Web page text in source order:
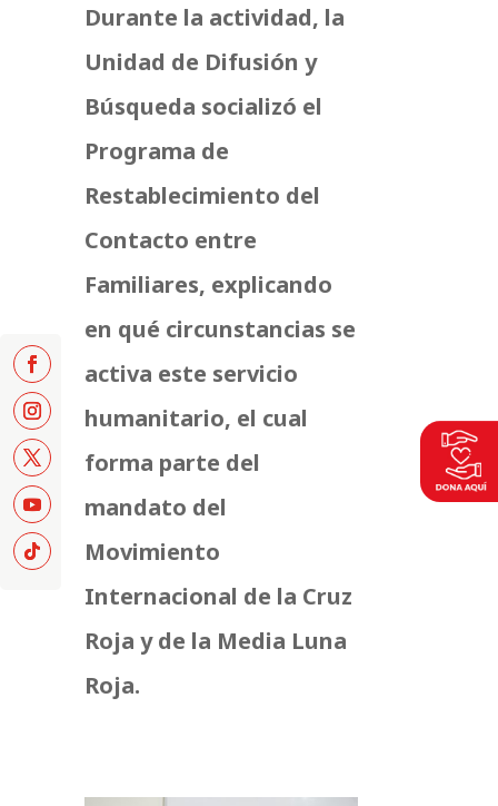
Durante la actividad, la
Unidad de Difusión y
Búsqueda socializó el
Programa de
Restablecimiento del
Contacto entre
Familiares, explicando
en qué circunstancias se
activa este servicio
humanitario, el cual
forma parte del
mandato del
Movimiento
Internacional de la Cruz
Roja y de la Media Luna
Roja.